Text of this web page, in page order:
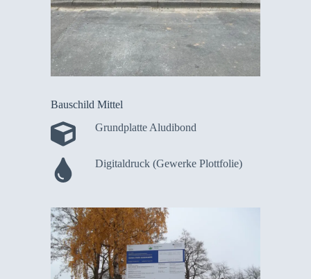
Bauschild Mittel
Grundplatte Aludibond
Digitaldruck (Gewerke Plottfolie)